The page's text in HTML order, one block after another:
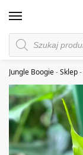
Jungle Boogie-Sklep-